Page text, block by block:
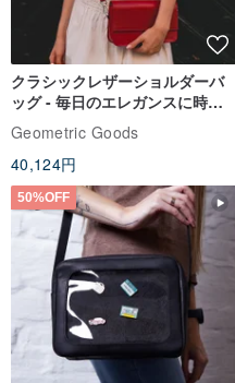
クラシックレザーショルダーバ
ッグ - 毎日のエレガンスに時代
を超えたアクセサリー
Geometric Goods
40,124円
50%OFF